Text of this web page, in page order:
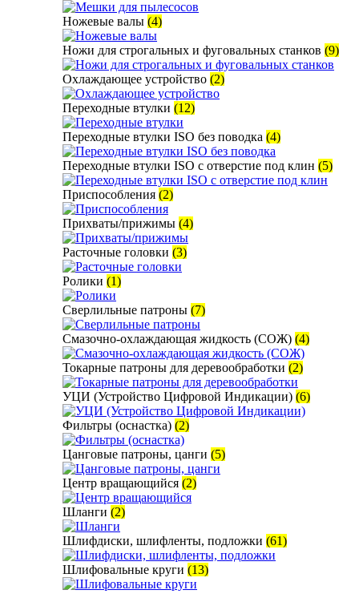
Ножевые валы (4)
Ножи для строгальных и фуговальных станков (9)
Охлаждающее устройство (2)
Переходные втулки (12)
Переходные втулки ISO без поводка (4)
Переходные втулки ISO с отверстие под клин (5)
Приспособления (2)
Прихваты/прижимы (4)
Расточные головки (3)
Ролики (1)
Сверлильные патроны (7)
Смазочно-охлаждающая жидкость (СОЖ) (4)
Токарные патроны для деревообработки (2)
УЦИ (Устройство Цифровой Индикации) (6)
Фильтры (оснастка) (2)
Цанговые патроны, цанги (5)
Центр вращающийся (2)
Шланги (2)
Шлифдиски, шлифленты, подложки (61)
Шлифовальные круги (13)